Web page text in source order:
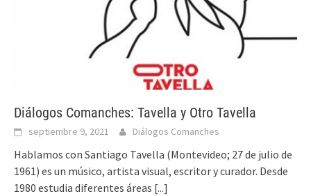
Diálogos Comanches: Tavella y Otro Tavella
septiembre 9, 2021 Diálogos Comanches
Hablamos con Santiago Tavella (Montevideo; 27 de julio de
1961) es un músico, artista visual, escritor y curador. Desde
1980 estudia diferentes áreas [...]